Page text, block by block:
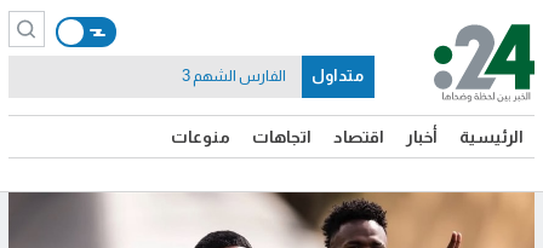
الرئيسية أخبار اقتصاد اتجاهات منوعات
متداول الفارس الشهم 3